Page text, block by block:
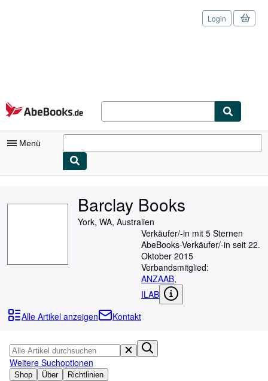
Zum Hauptinhalt
AbeBooks.de
Login
Menü
Meine Bestellungen
Kunst & Sammlerstücke
Verkäufer werden
Hilfe
Barclay Books
York, WA, Australien
Verkäufer/-in mit 5 Sternen
AbeBooks-Verkäufer/-in seit 22.
Oktober 2015
Verbandsmitglied:
ANZAAB,
ILAB
Alle Artikel anzeigen
Kontakt
Shop Über Richtlinien
Weitere Suchoptionen